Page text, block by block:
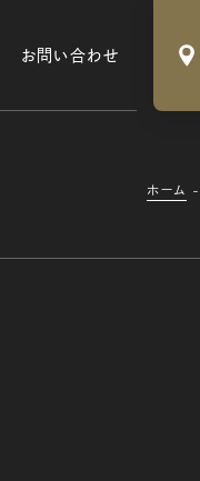
お問い合わせ
ホーム